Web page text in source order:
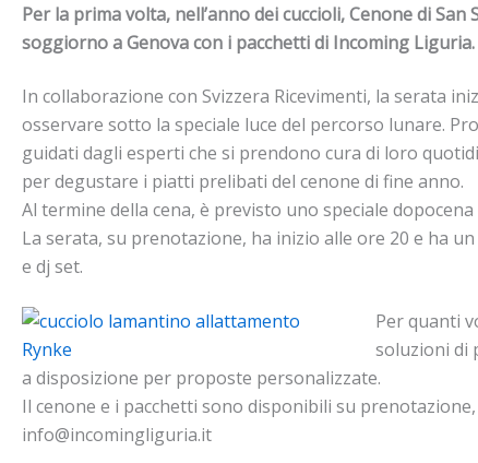
Per la prima volta, nell’anno dei cuccioli, Cenone di
soggiorno a Genova con i pacchetti di Incoming Liguria.
In collaborazione con Svizzera Ricevimenti, la serata
osservare sotto la speciale luce del percorso lunare.
guidati dagli esperti che si prendono cura di loro
per degustare i piatti prelibati del cenone di fine anno.
Al termine della cena, è previsto uno speciale
La serata, su prenotazione, ha inizio alle ore 20 e ha
e dj set.
Per quanti
soluzioni di
a disposizione per proposte personalizzate.
Il cenone e i pacchetti sono disponibili su
info@incomingliguria.it